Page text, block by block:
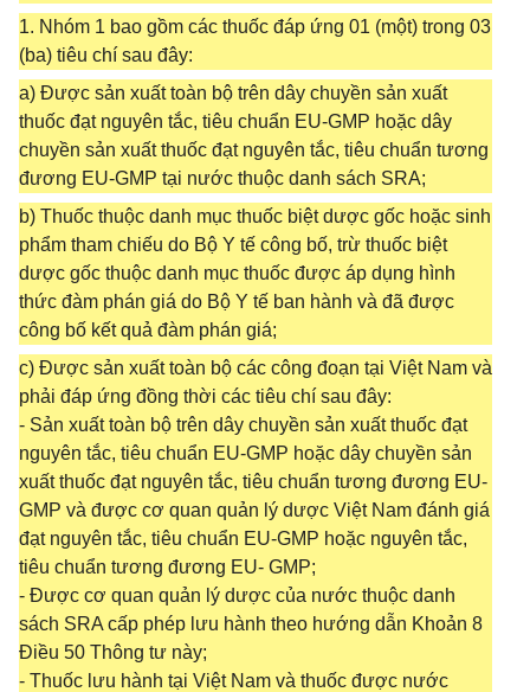
1. Nhóm 1 bao gồm các thuốc đáp ứng 01 (một) trong 03
(ba) tiêu chí sau đây:
a) Được sản xuất toàn bộ trên dây chuyền sản xuất
thuốc đạt nguyên tắc, tiêu chuẩn EU-GMP hoặc dây
chuyền sản xuất thuốc đạt nguyên tắc, tiêu chuẩn tương
đương EU-GMP tại nước thuộc danh sách SRA;
b) Thuốc thuộc danh mục thuốc biệt dược gốc hoặc sinh
phẩm tham chiếu do Bộ Y tế công bố, trừ thuốc biệt
dược gốc thuộc danh mục thuốc được áp dụng hình
thức đàm phán giá do Bộ Y tế ban hành và đã được
công bố kết quả đàm phán giá;
c) Được sản xuất toàn bộ các công đoạn tại Việt Nam và
phải đáp ứng đồng thời các tiêu chí sau đây:
- Sản xuất toàn bộ trên dây chuyền sản xuất thuốc đạt
nguyên tắc, tiêu chuẩn EU-GMP hoặc dây chuyền sản
xuất thuốc đạt nguyên tắc, tiêu chuẩn tương đương EU-
GMP và được cơ quan quản lý dược Việt Nam đánh giá
đạt nguyên tắc, tiêu chuẩn EU-GMP hoặc nguyên tắc,
tiêu chuẩn tương đương EU- GMP;
- Được cơ quan quản lý dược của nước thuộc danh
sách SRA cấp phép lưu hành theo hướng dẫn Khoản 8
Điều 50 Thông tư này;
- Thuốc lưu hành tại Việt Nam và thuốc được nước